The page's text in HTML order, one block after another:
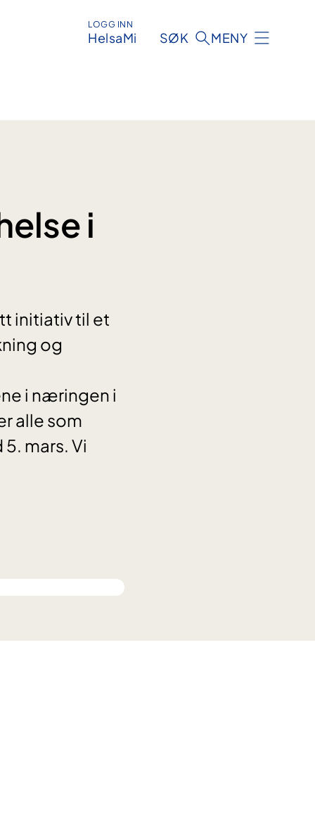
LOGG INN
HelsaMi SØK MENY
i
initiativ til et
og
i næringen i
alle som
mars. Vi